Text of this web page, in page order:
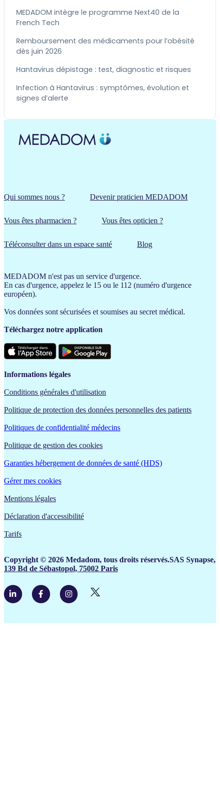
MEDADOM intègre le programme Next40 de la
French Tech
Remboursement des médicaments pour l’obésité
dès juin 2026
Hantavirus dépistage : test, diagnostic et risques
Infection à Hantavirus : symptômes, évolution et
signes d’alerte
Qui sommes nous ? Devenir praticien MEDADOM
Vous êtes pharmacien ? Vous êtes opticien ?
Téléconsulter dans un espace santé Blog
MEDADOM n'est pas un service d'urgence.
En cas d'urgence, appelez le 15 ou le 112 (numéro d'urgence
européen).
Vos données sont sécurisées et soumises au secret médical.
Téléchargez notre application
Informations légales
Conditions générales d'utilisation
Politique de protection des données personnelles des patients
Politiques de confidentialité médecins
Politique de gestion des cookies
Garanties hébergement de données de santé (HDS)
Gérer mes cookies
Mentions légales
Déclaration d'accessibilité
Tarifs
Copyright © 2026 Medadom, tous droits réservés.SAS Synapse,
139 Bd de Sébastopol, 75002 Paris